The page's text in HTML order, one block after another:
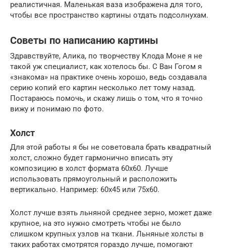
реалистичная. Маленькая ваза изображена для того,
чтобы все пространство картины отдать подсолнухам.
Советы по написанию картины
Здравствуйте, Алика, по творчеству Клода Моне я не
такой уж специалист, как хотелось бы. С Ван Гогом я
«знакома» на практике очень хорошо, ведь создавала
серию копий его картин несколько лет тому назад.
Постараюсь помочь, и скажу лишь о том, что я точно
вижу и понимаю по фото.
Холст
Для этой работы я бы не советовала брать квадратный
холст, сложно будет гармонично вписать эту
композицию в холст формата 60х60. Лучше
использовать прямоугольный и расположить
вертикально. Например: 60х45 или 75х60.
Холст лучше взять льняной среднее зерно, может даже
крупное, на это нужно смотреть чтобы не было
слишком крупных узлов на ткани. Льняные холсты в
таких работах смотрятся гораздо лучше, помогают